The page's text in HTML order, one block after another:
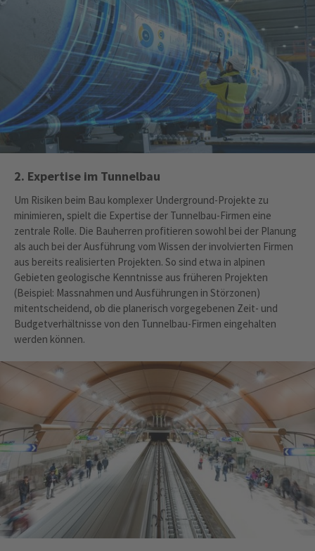
2. Expertise im Tunnelbau
Um Risiken beim Bau komplexer Underground-Projekte zu
minimieren, spielt die Expertise der Tunnelbau-Firmen eine
zentrale Rolle. Die Bauherren profitieren sowohl bei der Planung
als auch bei der Ausführung vom Wissen der involvierten Firmen
aus bereits realisierten Projekten. So sind etwa in alpinen
Gebieten geologische Kenntnisse aus früheren Projekten
(Beispiel: Massnahmen und Ausführungen in Störzonen)
mitentscheidend, ob die planerisch vorgegebenen Zeit- und
Budgetverhältnisse von den Tunnelbau-Firmen eingehalten
werden können.